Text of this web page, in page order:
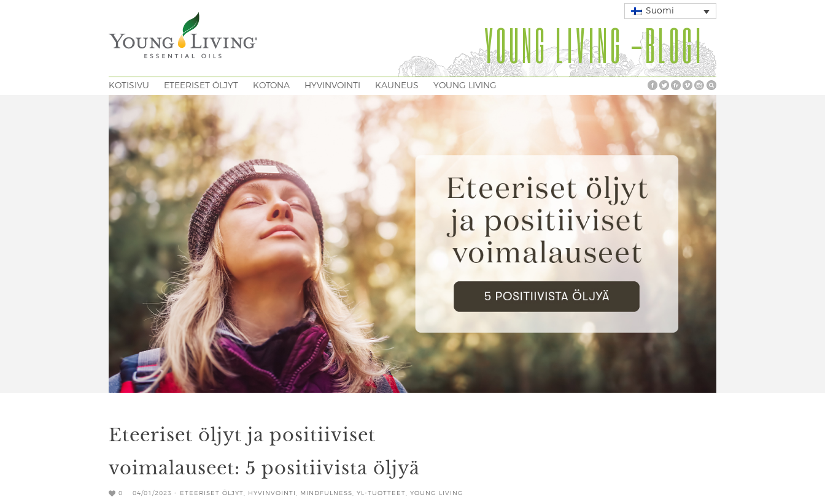
Suomi
YOUNG LIVING -BLOGI
KOTISIVU ETEERISET ÖLJYT KOTONA HYVINVOINTI KAUNEUS YOUNG LIVING
Eteeriset öljyt ja positiiviset
voimalauseet: 5 positiivista öljyä
0 04/01/2023 - ETEERISET ÖLJYT HYVINVOINTI MINDFULNESS YL-TUOTTEET YOUNG LIVING